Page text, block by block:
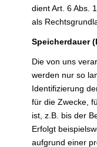
dient Art. 6 Abs.
als
Speicherdauer
Die von uns
werden nur so
Identifizierung
für die Zwecke,
ist, z.B. bis der
Erfolgt
aufgrund einer